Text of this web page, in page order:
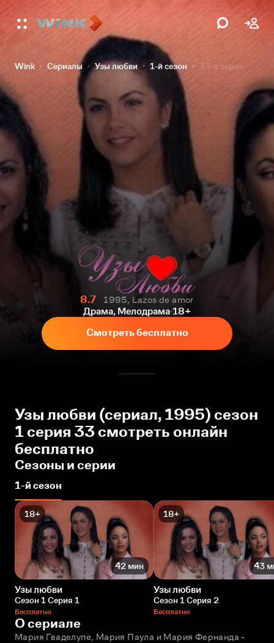
Wink Сериалы Узы любви 1-й сезон 33-я серия
8.7
1995, Lazos de amor
Драма, Мелодрама 18+
Смотреть бесплатно
Узы любви (сериал, 1995) сезон
1 серия 33 смотреть онлайн
бесплатно
Сезоны и серии
1-й сезон
18+
42 мин
Узы любви
Сезон 1 Серия 1
Бесплатно
18+
43
Узы любви
Сезон 1 Серия 2
Бесплатно
О сериале
Мария Гваделупе, Мария Паула и Мария Фернанда -